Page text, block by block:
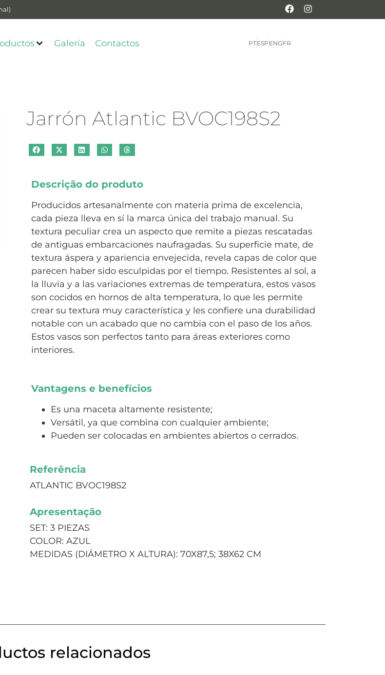
Galería Contactos PTESP ENGFR
Jarrón Atlantic BVOC198S2
Descrição do produto
Producidos artesanalmente con materia prima de excelencia,
cada pieza lleva en sí la marca única del trabajo manual. Su
textura peculiar crea un aspecto que remite a piezas rescatadas
de antiguas embarcaciones naufragadas. Su superficie mate, de
textura áspera y apariencia envejecida, revela capas de color que
parecen haber sido esculpidas por el tiempo. Resistentes al sol, a
la lluvia y a las variaciones extremas de temperatura, estos vasos
son cocidos en hornos de alta temperatura, lo que les permite
crear su textura muy característica y les confiere una durabilidad
notable con un acabado que no cambia con el paso de los años.
Estos vasos son perfectos tanto para áreas exteriores como
interiores.
Vantagens e benefícios
Es una maceta altamente resistente;
Versátil, ya que combina con cualquier ambiente;
Pueden ser colocadas en ambientes abiertos o cerrados.
Referência
ATLANTIC BVOC198S2
Apresentação
SET: 3 PIEZAS
COLOR: AZUL
MEDIDAS (DIÁMETRO X ALTURA): 70X87,5; 38X62 CM
relacionados